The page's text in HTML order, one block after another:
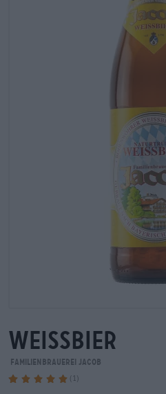
weissbier
Familienbrauerei Jacob
(1)